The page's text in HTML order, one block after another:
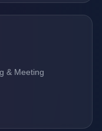
& Meeting